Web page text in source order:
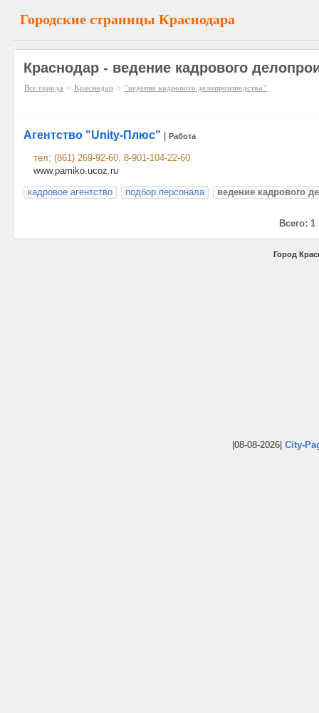
Городские страницы Краснодара
Краснодар - ведение кадрового
Все города » Краснодар » "ведение кадрового делопроизводства"
Агентство "Unity-Плюс" Работа
тел: (861) 269-92-60, 8-901-104-22-60
www.pamiko.ucoz.ru
кадровое агентство
подбор персонала ведение кадрового
Всего: 1
Город
|08-08-2026| City-